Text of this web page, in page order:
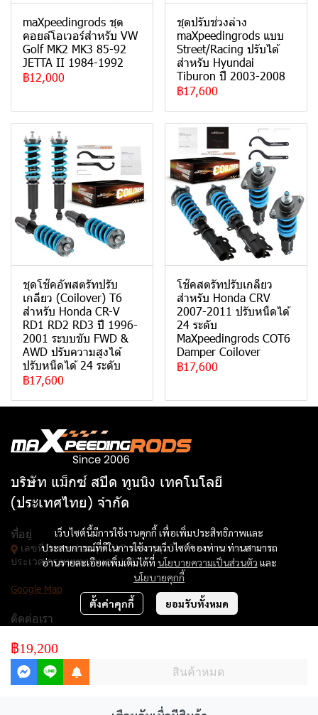
maXpeedingrods ชุด
คอยล์โอเวอร์สำหรับ VW
Golf MK2 MK3 85-92
JETTA II 1984-1992
฿12,000
ชุดปรับช่วงล่าง
maXpeedingrods แบบ
Street/Racing ปรับได้
สำหรับ Hyundai
Tiburon ปี 2003-2008
฿17,600
ชุดโช๊คอัพสตรัทปรับ
เกลียว (Coilover) T6
สำหรับ Honda CR-V
RD1 RD2 RD3 ปี 1996-
2001 ระบบขับ FWD &
AWD ปรับความสูงได้
ปรับหนืดได้ 24 ระดับ
฿17,600
โช๊คสตรัทปรับเกลียว
สำหรับ Honda CRV
2007-2011 ปรับหนืดได้
24 ระดับ
MaXpeedingrods COT6
Damper Coilover
฿17,600
฿19,200
สินค้าหมด
เว็บไซต์นี้มีการใช้งานคุกกี้ เพื่อเพิ่มประสิทธิภาพและ
ประสบการณ์ที่ดีในการใช้งานเว็บไซต์ของท่าน ท่านสามารถ
อ่านรายละเอียดเพิ่มเติมได้ที่ นโยบายความเป็นส่วนตัว และ
นโยบายคุกกี้
ตั้งค่าคุกกี้ ยอมรับทั้งหมด
บริษัท แม็กซ์ สปีด ทูนนิง เทคโนโลยี
(ประเทศไทย) จำกัด
ที่อยู่
เลขที่ 3 ซอยอ่อนนุช 74/2 ถนนสุขุมวิท 77 แขวงประเวศ เขต
ประเวศ กรุงเทพมหานคร 10250
Google Map
ติดต่อเรา
โซเชียลมีเดีย